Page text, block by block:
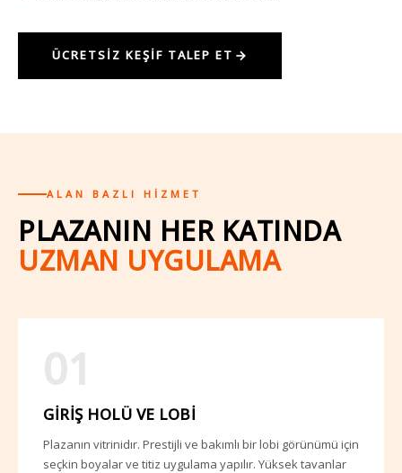
ÜCRETSIZ KEŞIF TALEP ET
ALAN BAZLI HIZMET
PLAZANIN HER KATINDA
UZMAN UYGULAMA
GIRIŞ HOLÜ VE LOBI
Plazanın vitrinidır. Prestijli ve bakımlı bir lobi görünümü için
seçkin boyalar ve titiz uygulama yapılır. Yüksek tavanlar